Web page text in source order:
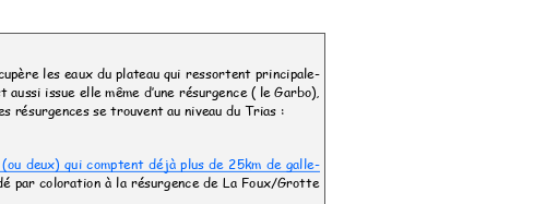
les eaux du plateau qui ressortent principale-
aussi issue elle même d’une résurgence ( le Garbo),
résurgences se trouvent au niveau du Trias :
deux) qui comptent déjà plus de 25km de galle-
par coloration à la résurgence de La Foux/Grotte